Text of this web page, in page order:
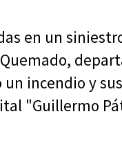
en un
incendio y
"Guillermo